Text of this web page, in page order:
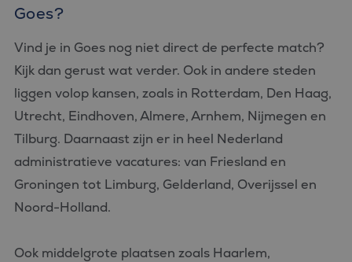
Goes?
Vind je in Goes nog niet direct de perfecte match?
Kijk dan gerust wat verder. Ook in andere steden
liggen volop kansen, zoals in Rotterdam, Den Haag,
Utrecht, Eindhoven, Almere, Arnhem, Nijmegen en
Tilburg. Daarnaast zijn er in heel Nederland
administratieve vacatures: van Friesland en
Groningen tot Limburg, Gelderland, Overijssel en
Noord-Holland.
Ook middelgrote plaatsen zoals Haarlem,